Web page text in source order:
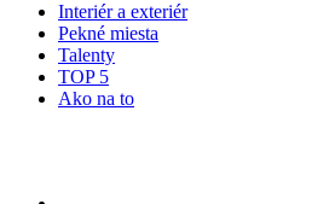
Interiér a exteriér
Pekné miesta
Talenty
TOP 5
Ako na to